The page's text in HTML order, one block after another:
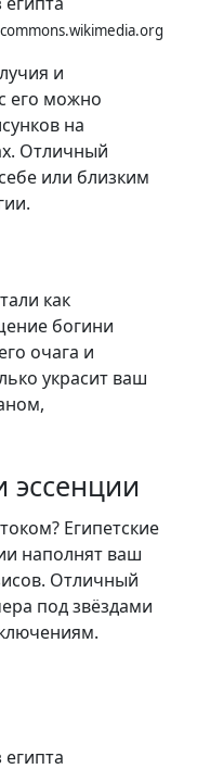
и
его можно
на
Отличный
или близким
как
богини
очага и
украсит ваш
Египетские
наполнят ваш
Отличный
под звёздами